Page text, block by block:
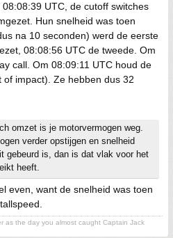
UTC, de cutoff switches
Hun snelheid was toen
na 10 seconden) werd de eerste
08:08:56 UTC de tweede. Om
call. Om 08:09:11 UTC houd de
impact). Ze hebben dus 32
omzet is je motorvermogen weg.
verder opstijgen en snelheid
gebeurd is, dan is dat vlak voor het
heeft.
even, want de snelheid was toen
as the day you almost caught Captain Jack